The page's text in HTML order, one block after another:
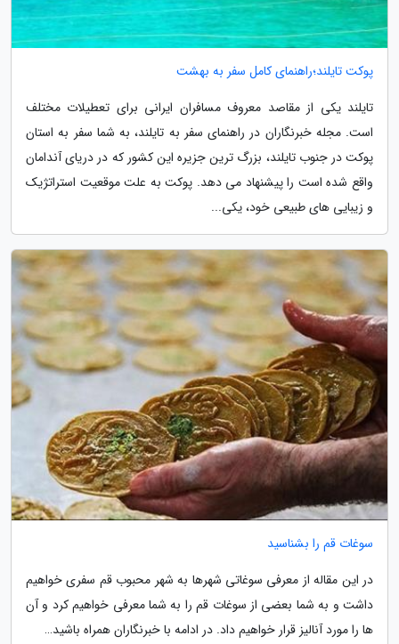
پوکت تایلند؛راهنمای کامل سفر به بهشت
تایلند یکی از مقاصد معروف مسافران ایرانی برای تعطیلات مختلف
است. مجله خبرنگاران در راهنمای سفر به تایلند، به شما سفر به استان
پوکت در جنوب تایلند، بزرگ ترین جزیره این کشور که در دریای آندامان
واقع شده است را پیشنهاد می دهد. پوکت به علت موقعیت استراتژیک
و زیبایی های طبیعی خود، یکی...
سوغات قم را بشناسید
در این مقاله از معرفی سوغاتی شهرها به شهر محبوب قم سفری خواهیم
داشت و به شما بعضی از سوغات قم را به شما معرفی خواهیم کرد و آن
ها را مورد آنالیز قرار خواهیم داد. در ادامه با خبرنگاران همراه باشید…